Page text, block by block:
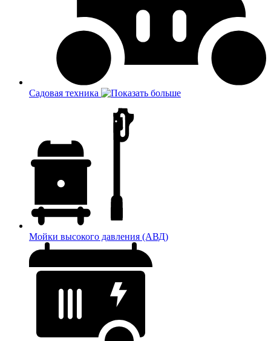
Садовая техника
Мойки высокого давления (АВД)